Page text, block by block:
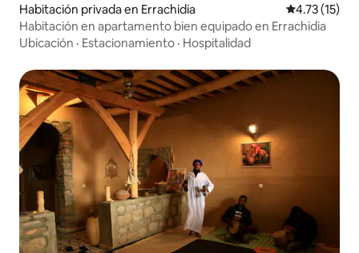
Habitación privada en Errachidia Calificación
4.73 (15)
Habitación en apartamento bien equipado en Errachidia
Ubicación · Estacionamiento · Hospitalidad